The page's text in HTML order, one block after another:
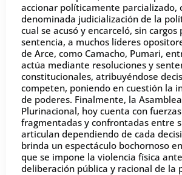
accionar políticamente parcializado,
denominada judicialización de la
cual se acusó y encarceló, sin cargos
sentencia, a muchos líderes
de Arce, como Camacho, Pumari,
actúa mediante resoluciones y
constitucionales, atribuyéndose
competen, poniendo en cuestión la
de poderes. Finalmente, la
Plurinacional, hoy cuenta con
fragmentadas y confrontadas entre
articulan dependiendo de cada
brinda un espectáculo bochornoso
que se impone la violencia física
deliberación pública y racional de la